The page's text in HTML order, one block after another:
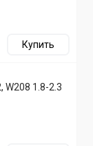
Купить
W208 1.8-2.3